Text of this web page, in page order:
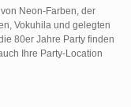
Neon-Farben, der
Vokuhila und gelegten
80er Jahre Party finden
Ihre Party-Location